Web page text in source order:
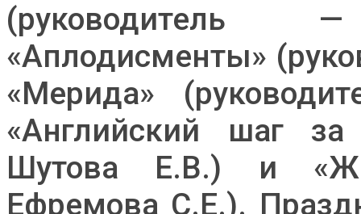
(руководитель
«Аплодисменты»
«Мерида»
«Английский шаг
Шутова Е.В.) и
Ефремова С.Е.).